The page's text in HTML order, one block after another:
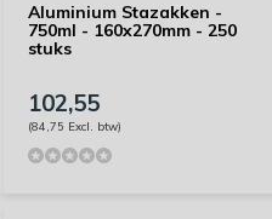
Aluminium Stazakken -
750ml - 160x270mm - 250
stuks
102,55
(84,75 Excl. btw)